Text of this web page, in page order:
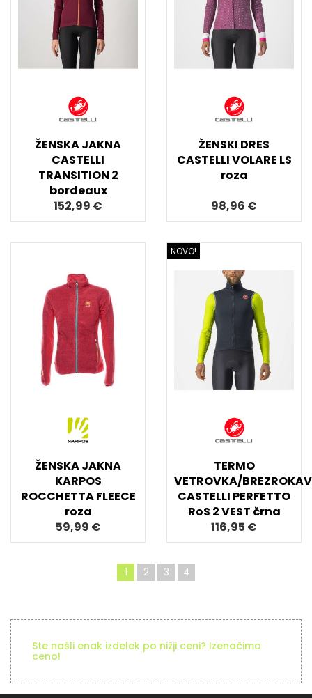
ŽENSKA JAKNA
CASTELLI
TRANSITION 2
bordeaux
152,99 €
ŽENSKI DRES
CASTELLI VOLARE LS
roza
98,96 €
ŽENSKA JAKNA
KARPOS
ROCCHETTA FLEECE
roza
59,99 €
NOVO!
TERMO
VETROVKA/
CASTELLI PERFETTO
RoS 2 VEST črna
116,95 €
1 2 3 4
Ste našli enak izdelek po nižji ceni? Izenačimo
ceno!